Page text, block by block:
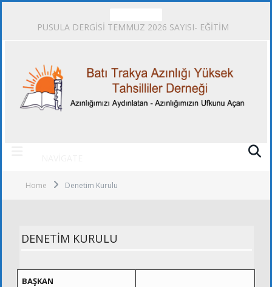
PUSULA DERGİSİ TEMMUZ 2026 SAYISI- EĞİTİM
Home Denetim Kurulu
DENETIM KURULU
BAŞKAN